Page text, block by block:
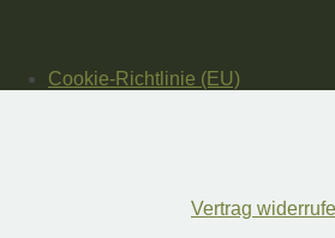
Cookie-Richtlinie (EU)
Vertrag